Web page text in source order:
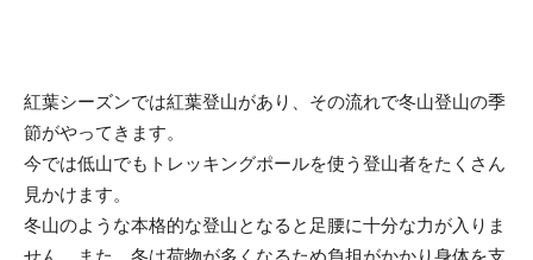
紅葉シーズンでは紅葉登山があり、その流れで冬山登山の季
節がやってきます。
今では低山でもトレッキングポールを使う登山者をたくさん
見かけます。
冬山のような本格的な登山となると足腰に十分な力が入りま